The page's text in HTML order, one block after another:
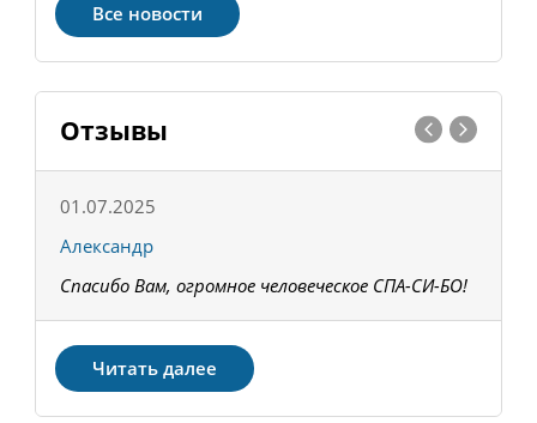
Все новости
Отзывы
01.07.2025
Александр
Спасибо Вам, огромное человеческое СПА-СИ-БО!
Читать далее